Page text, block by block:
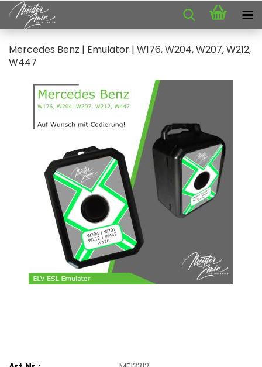
Mer­ce­des Benz | Emu­la­tor | W176, W204, W207, W212,
W447